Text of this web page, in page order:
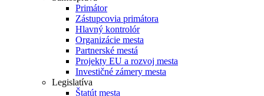
Primátor
Zástupcovia primátora
Hlavný kontrolór
Organizácie mesta
Partnerské mestá
Projekty EU a rozvoj mesta
Investičné zámery mesta
Legislatíva
Štatút mesta